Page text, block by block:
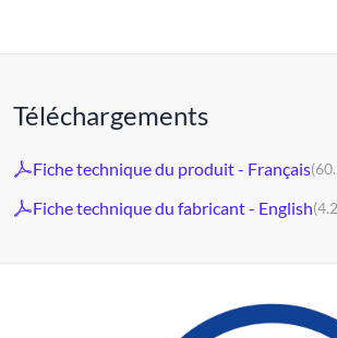
Téléchargements
Fiche technique du produit - Français
Fiche technique du fabricant - English